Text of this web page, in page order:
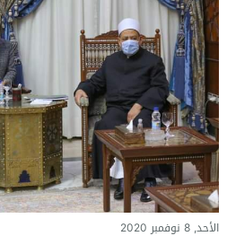
الأحد, 8 نوفمبر 2020